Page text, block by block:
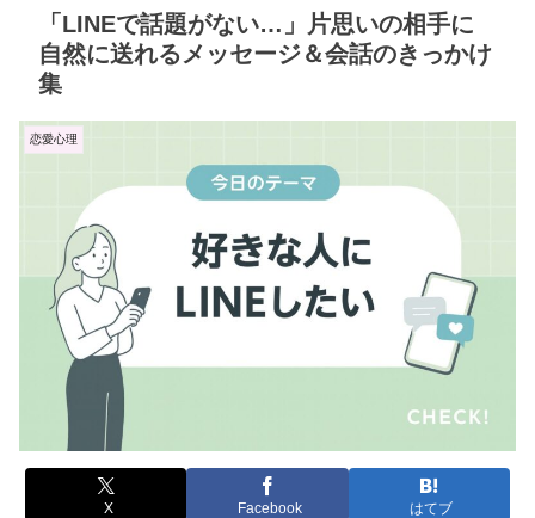
「LINEで話題がない…」片思いの相手に
自然に送れるメッセージ＆会話のきっかけ
集
恋愛心理
X Facebook はてブ